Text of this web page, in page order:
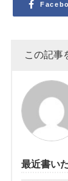
この記事
最近書い